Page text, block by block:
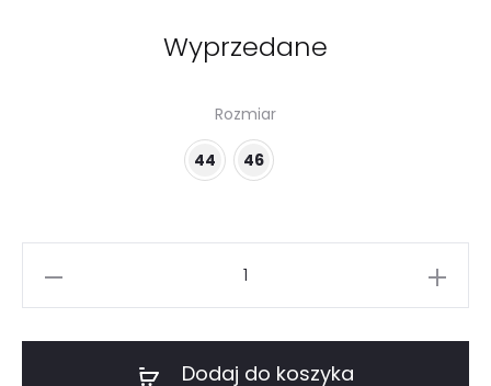
Wyprzedane
Rozmiar
44 46
Dodaj do koszyka